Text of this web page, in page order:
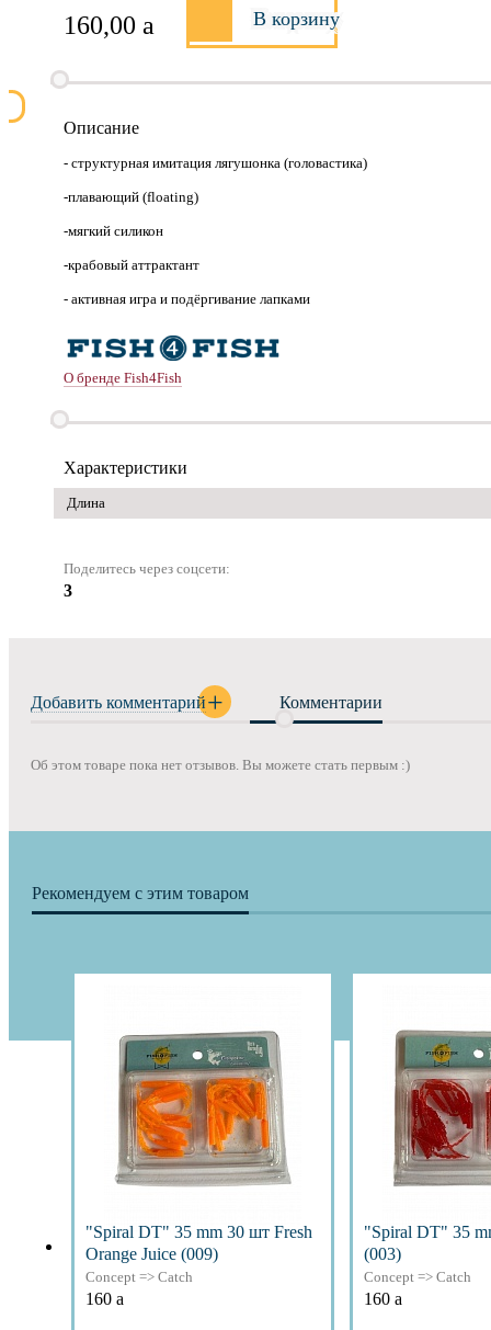
160,00 a В корзину
Описание
- структурная имитация лягушонка (головастика)
-плавающий (floating)
-мягкий силикон
-крабовый аттрактант
- активная игра и подёргивание лапками
О бренде Fish4Fish
Характеристики
Длина
Поделитесь через соцсети:
3
Добавить комментарий Комментарии
Об этом товаре пока нет отзывов. Вы можете стать первым :)
Рекомендуем с этим товаром
"Spiral DT" 35 mm 30 шт Fresh
Orange Juice (009)
Concept => Catch
160 a
"Spiral DT" 35
(003)
Concept => Catch
160 a